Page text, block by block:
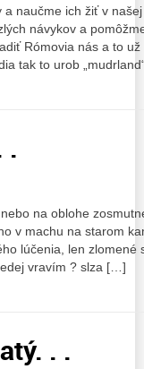
naučme ich žiť v
návykov a
Rómovia nás a to
tak to urob
.
na oblohe
v machu na starom
lúčenia, len
vravím ? slza […]
. .